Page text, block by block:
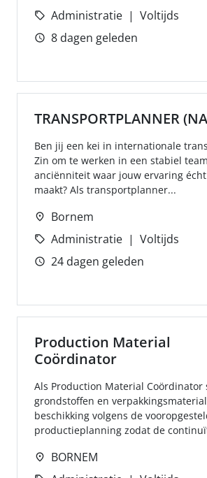
Administratie
Voltijds
8 dagen geleden
TRANSPORTPLANNER
Ben jij een kei in internationale
Zin om te werken in een stabiel
anciënniteit waar jouw ervaring
maakt? Als transportplanner...
Bornem
Administratie
Voltijds
24 dagen geleden
Production Material
Coördinator
Als Production Material Coördinator
grondstoffen en
beschikking volgens de
productieplanning zodat de
BORNEM